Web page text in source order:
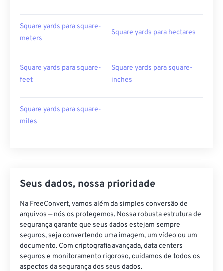
Square yards para square-
meters
Square yards para hectares
Square yards para square-
feet
Square yards para square-
inches
Square yards para square-
miles
Seus dados, nossa prioridade
Na FreeConvert, vamos além da simples conversão de
arquivos — nós os protegemos. Nossa robusta estrutura de
segurança garante que seus dados estejam sempre
seguros, seja convertendo uma imagem, um vídeo ou um
documento. Com criptografia avançada, data centers
seguros e monitoramento rigoroso, cuidamos de todos os
aspectos da segurança dos seus dados.